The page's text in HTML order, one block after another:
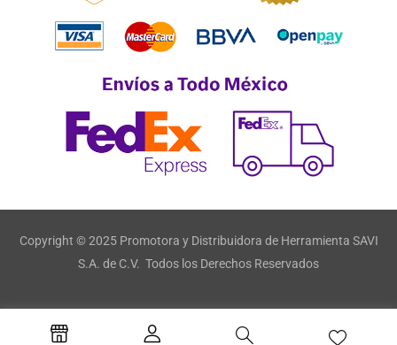
Copyright © 2025 Promotora y Distribuidora de Herramienta SAVI
S.A. de C.V. Todos los Derechos Reservados